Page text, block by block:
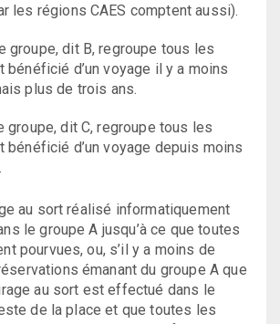
les régions CAES comptent aussi).
groupe, dit B, regroupe tous les
bénéficié d’un voyage il y a moins
plus de trois ans.
groupe, dit C, regroupe tous les
bénéficié d’un voyage depuis moins
au sort réalisé informatiquement
le groupe A jusqu’à ce que toutes
pourvues, ou, s’il y a moins de
émanant du groupe A que
au sort est effectué dans le
de la place et que toutes les